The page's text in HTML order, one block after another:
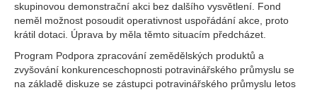
skupinovou demonstrační akci bez dalšího vysvětlení. Fond
neměl možnost posoudit operativnost uspořádání akce, proto
krátil dotaci. Úprava by měla těmto situacím předcházet.
Program Podpora zpracování zemědělských produktů a
zvyšování konkurenceschopnosti potravinářského průmyslu se
na základě diskuze se zástupci potravinářského průmyslu letos